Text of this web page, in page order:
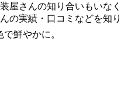
屋さんの知り合いもいな
の実績・口コミなどを知